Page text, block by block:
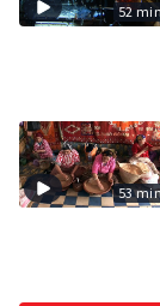
52
53